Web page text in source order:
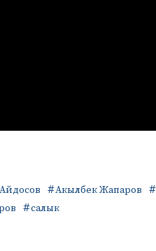
Айдосов Акылбек Жапаров
салык